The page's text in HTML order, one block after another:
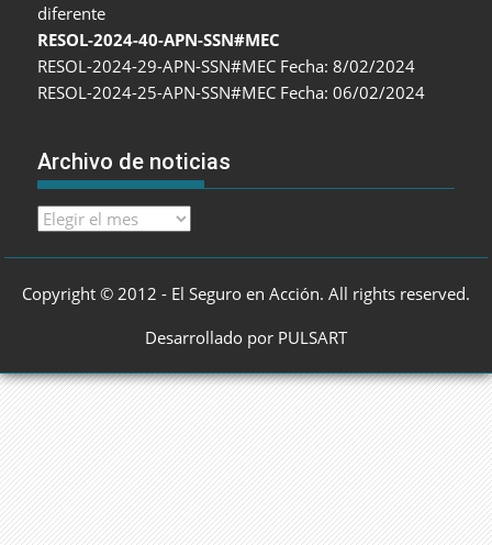
diferente
RESOL-2024-40-APN-SSN#MEC
RESOL-2024-29-APN-SSN#MEC Fecha: 8/02/2024
RESOL-2024-25-APN-SSN#MEC Fecha: 06/02/2024
Archivo de noticias
Archivo
Copyright © 2012 - El Seguro en Acción. All rights reserved.
Desarrollado por PULSART